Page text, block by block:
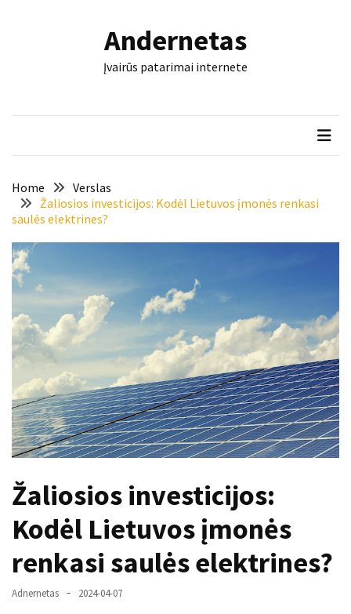
trinkelės
tarnaus
dešimtmečius
Mašininis
vertimas
dokumentai:
keli
mitai
Reduktorius
dujų
balionui:
maža
detalė,
kurios
svarbos
nereikėtų
nuvertinti
Andernetas
Įvairūs patarimai internete
Home
Verslas
Žaliosios investicijos: Kodėl Lietuvos įmonės renkasi
saulės elektrines?
Žaliosios investicijos:
Kodėl Lietuvos įmonės
renkasi saulės elektrines?
Adnernetas 2024-04-07